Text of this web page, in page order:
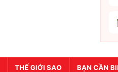
THẾ GIỚI SAO BẠN CẦN